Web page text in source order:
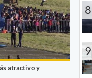
atractivo y
8
9